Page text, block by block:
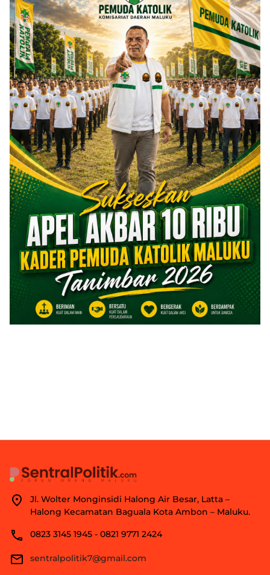
Jl. Wolter Monginsidi Halong Air Besar, Latta –
Halong Kecamatan Baguala Kota Ambon – Maluku.
0823 3145 1945 - 0821 9771 2424
sentralpolitik7@gmail.com